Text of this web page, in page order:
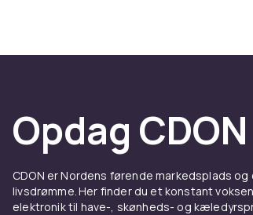
Opdag CDON
CDON er Nordens førende markedsplads
livsdrømme. Her finder du et konstant
elektronik til have-, skønheds- og